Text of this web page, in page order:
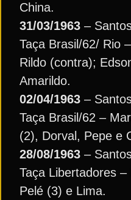
China.
31/03/1963 –
Taça Brasil/62/ Rio
Rildo (contra);
Amarildo.
02/04/1963 –
Taça Brasil/62 –
(2), Dorval, Pepe e
28/08/1963 –
Taça Libertadores
Pelé (3) e Lima.